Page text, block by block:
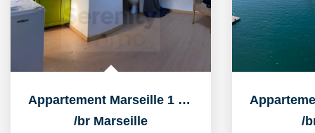
Appartement Marseille 1 pièce(s) 12 m2
/br Marseille /